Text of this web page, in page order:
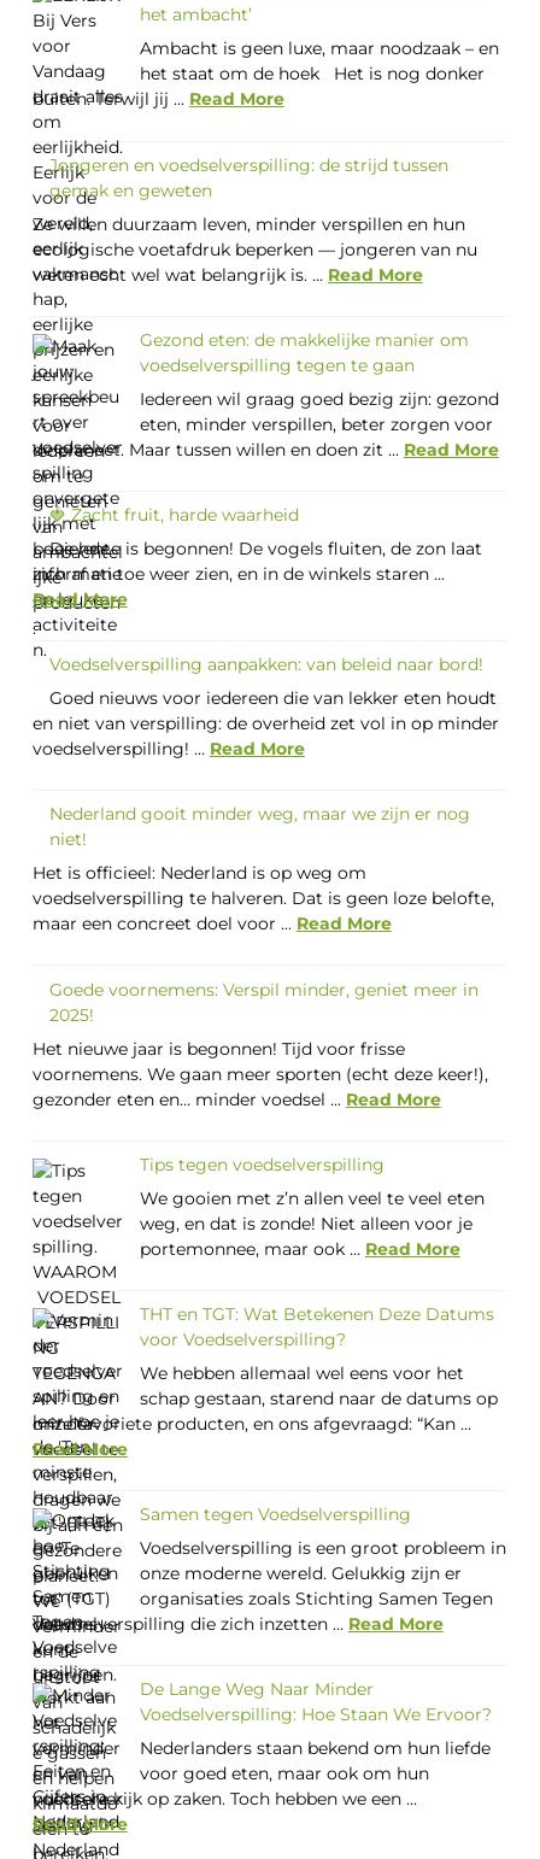
het ambacht’
Ambacht is geen luxe, maar noodzaak – en
het staat om de hoek Het is nog donker
buiten. Terwijl jij ... Read More
Jongeren en voedselverspilling: de strijd tussen
gemak en geweten
Ze willen duurzaam leven, minder verspillen en hun
ecologische voetafdruk beperken — jongeren van nu
weten echt wel wat belangrijk is. ... Read More
Gezond eten: de makkelijke manier om
voedselverspilling tegen te gaan
Iedereen wil graag goed bezig zijn: gezond
eten, minder verspillen, beter zorgen voor
de planeet. Maar tussen willen en doen zit ... Read More
🍓 Zacht fruit, harde waarheid
De lente is begonnen! De vogels fluiten, de zon laat
zich af en toe weer zien, en in de winkels staren ...
Read More
Voedselverspilling aanpakken: van beleid naar bord!
Goed nieuws voor iedereen die van lekker eten houdt
en niet van verspilling: de overheid zet vol in op minder
voedselverspilling! ... Read More
Nederland gooit minder weg, maar we zijn er nog
niet!
Het is officieel: Nederland is op weg om
voedselverspilling te halveren. Dat is geen loze belofte,
maar een concreet doel voor ... Read More
Goede voornemens: Verspil minder, geniet meer in
2025!
Het nieuwe jaar is begonnen! Tijd voor frisse
voornemens. We gaan meer sporten (echt deze keer!),
gezonder eten en… minder voedsel ... Read More
Tips tegen voedselverspilling
We gooien met z’n allen veel te veel eten
weg, en dat is zonde! Niet alleen voor je
portemonnee, maar ook ... Read More
THT en TGT: Wat Betekenen Deze Datums
voor Voedselverspilling?
We hebben allemaal wel eens voor het
schap gestaan, starend naar de datums op
onze favoriete producten, en ons afgevraagd: “Kan ...
Read More
Samen tegen Voedselverspilling
Voedselverspilling is een groot probleem in
onze moderne wereld. Gelukkig zijn er
organisaties zoals Stichting Samen Tegen
Voedselverspilling die zich inzetten ... Read More
De Lange Weg Naar Minder
Voedselverspilling: Hoe Staan We Ervoor?
Nederlanders staan bekend om hun liefde
voor goed eten, maar ook om hun
nuchtere kijk op zaken. Toch hebben we een ...
Read More